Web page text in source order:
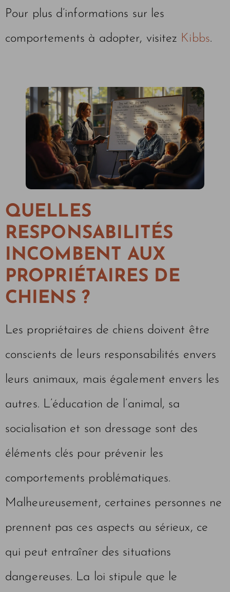
Pour plus d’informations sur les
comportements à adopter, visitez Kibbs.
QUELLES
RESPONSABILITÉS
INCOMBENT AUX
PROPRIÉTAIRES DE
CHIENS ?
Les propriétaires de chiens doivent être
conscients de leurs responsabilités envers
leurs animaux, mais également envers les
autres. L’éducation de l’animal, sa
socialisation et son dressage sont des
éléments clés pour prévenir les
comportements problématiques.
Malheureusement, certaines personnes ne
prennent pas ces aspects au sérieux, ce
qui peut entraîner des situations
dangereuses. La loi stipule que le